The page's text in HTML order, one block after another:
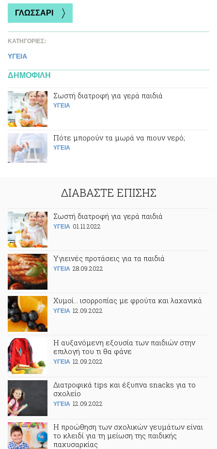
ΓΛΩΣΣΑΡΙ
ΚΑΤΗΓΟΡΙΕΣ:
ΥΓΕΙΑ
ΔΗΜΟΦΙΛΗ
Σωστή διατροφή για γερά παιδιά
ΥΓΕΙΑ
Πότε μπορούν τα μωρά να πιουν νερό;
ΥΓΕΙΑ
ΔΙΑΒΑΣΤΕ ΕΠΙΣΗΣ
Σωστή διατροφή για γερά παιδιά
ΥΓΕΙΑ 01.11.2022
Υγιεινές προτάσεις για τα παιδιά
ΥΓΕΙΑ 28.09.2022
Χυμοί... ισορροπίας με φρούτα και λαχανικά
ΥΓΕΙΑ 12.09.2022
Η αυξανόμενη εξουσία των παιδιών στην
επιλογή του τι θα φάνε
ΥΓΕΙΑ 12.09.2022
Διατροφικά tips και έξυπνα snacks για το
σχολείο
ΥΓΕΙΑ 12.09.2022
Η προώθηση των σχολικών γευμάτων είναι
το κλειδί για τη μείωση της παιδικής
παχυσαρκίας